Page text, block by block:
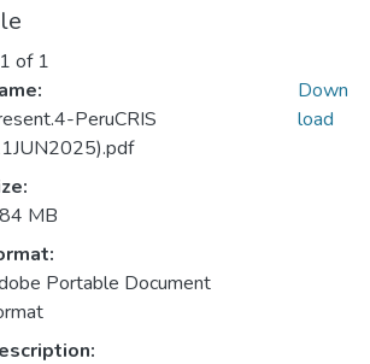
of 1
PeruCRIS
MB
Portable Document
Down
load